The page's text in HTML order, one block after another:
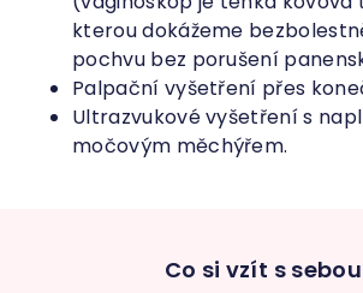
kterou dokážeme
pochvu bez porušení
Palpační vyšetření přes
Ultrazvukové vyšetření s
močovým měchýřem.
Co si vzít s